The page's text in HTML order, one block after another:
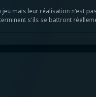
mais leur réalisation n'est
s'ils se battront